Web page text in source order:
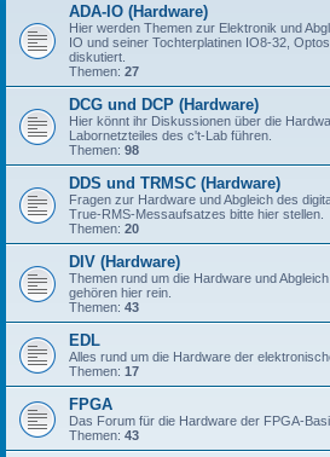
ADA-IO (Hardware)
Hier werden Themen zur Elektronik und
IO und seiner Tochterplatinen IO8-32,
diskutiert.
Themen: 27
DCG und DCP (Hardware)
Hier könnt ihr Diskussionen über die
Labornetzteiles des c't-Lab führen.
Themen: 98
DDS und TRMSC (Hardware)
Fragen zur Hardware und Abgleich des
True-RMS-Messaufsatzes bitte hier stellen.
Themen: 20
DIV (Hardware)
Themen rund um die Hardware und
gehören hier rein.
Themen: 43
EDL
Alles rund um die Hardware der
Themen: 17
FPGA
Das Forum für die Hardware der FPGA-
Themen: 43